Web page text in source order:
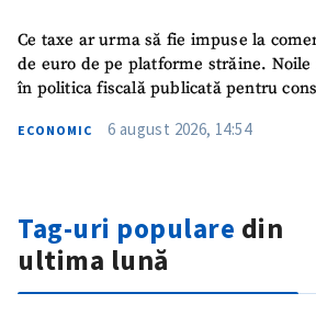
Ce taxe ar urma să fie impuse la
de euro de pe platforme străine.
în politica fiscală publicată pentru
ECONOMIC 6 august 2026, 14:54
Tag-uri populare din
ultima lună